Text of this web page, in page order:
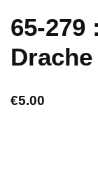
65-279
€5.00